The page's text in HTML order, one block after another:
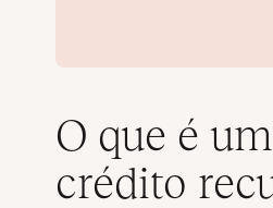
O que é
crédito